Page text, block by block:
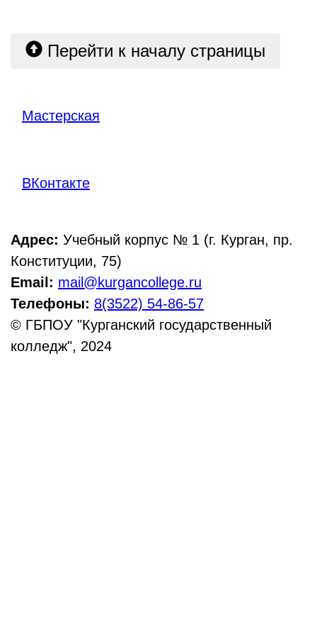
Перейти к началу страницы
Мастерская
ВКонтакте
Адрес: Учебный корпус № 1 (г. Курган, пр.
Конституции, 75)
Email: mail@kurgancollege.ru
Телефоны: 8(3522) 54-86-57
© ГБПОУ "Курганский государственный
колледж", 2024